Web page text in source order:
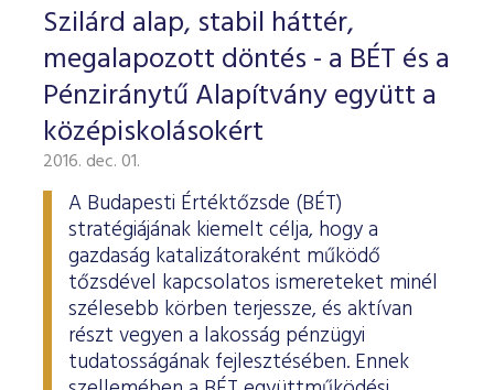
Szilárd alap, stabil háttér,
megalapozott döntés - a BÉT és a
Pénziránytű Alapítvány együtt a
középiskolásokért
2016. dec. 01.
A Budapesti Értéktőzsde (BÉT)
stratégiájának kiemelt célja, hogy a
gazdaság katalizátoraként működő
tőzsdével kapcsolatos ismereteket minél
szélesebb körben terjessze, és aktívan
részt vegyen a lakosság pénzügyi
tudatosságának fejlesztésében. Ennek